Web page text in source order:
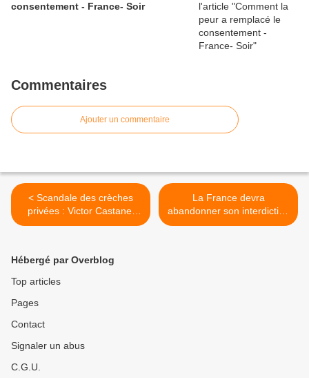
consentement - France- Soir
Commentaires
Ajouter un commentaire
< Scandale des crèches
privées : Victor Castanet
prouve le copinage
La France devra
abandonner son interdiction
d’appeler « steak » les
Hébergé par Overblog
Top articles
Pages
Contact
Signaler un abus
C.G.U.